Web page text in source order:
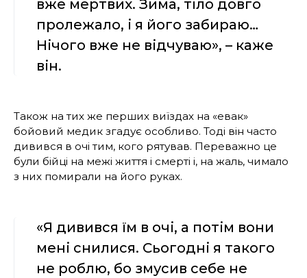
вже мертвих. Зима, тіло довго
пролежало, і я його забираю…
Нічого вже не відчуваю», – каже
він.
Також на тих же перших виїздах на «евак»
бойовий медик згадує особливо. Тоді він часто
дивився в очі тим, кого рятував. Переважно це
були бійці на межі життя і смерті і, на жаль, чимало
з них помирали на його руках.
«Я дивився їм в очі, а потім вони
мені снилися. Сьогодні я такого
не роблю, бо змусив себе не